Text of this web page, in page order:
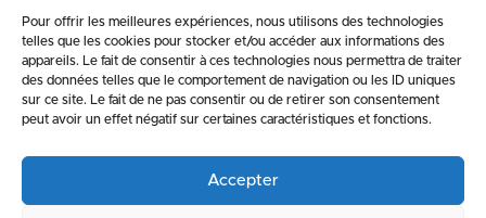
Pour offrir les meilleures expériences, nous utilisons des technologies
telles que les cookies pour stocker et/ou accéder aux informations des
appareils. Le fait de consentir à ces technologies nous permettra de traiter
des données telles que le comportement de navigation ou les ID uniques
sur ce site. Le fait de ne pas consentir ou de retirer son consentement
peut avoir un effet négatif sur certaines caractéristiques et fonctions.
Accepter
ENVOYER
SUIVEZ-NOUS